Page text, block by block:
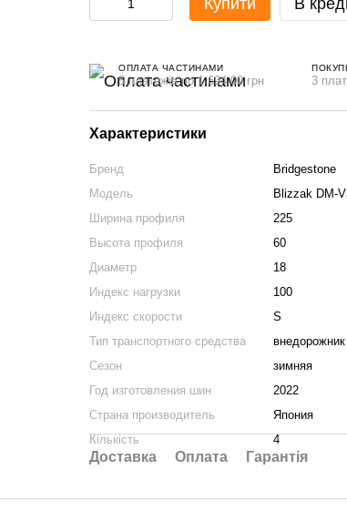
Купити В
ОПЛАТА ЧАСТИНАМИ
5 платежів по 1 694.00 грн 3
Характеристики
Бренд
Bridgestone
Модель
Blizzak DM-
Ширина профиля
225
Высота профиля
60
Диаметр
18
Индекс нагрузки
100
Индекс скорости
S
Тип транспортного средства
внедорожник
Сезон
зимняя
Год изготовления шин
2022
Страна производитель
Япония
Кількість
4
Доставка Оплата Гарантія